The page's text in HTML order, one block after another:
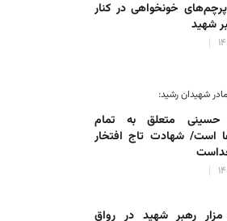
خونخواهی در کنار
شهید
شهیدان رشید:
متعلق به تمام
است/ شهادت تاج افتخار
رهبر شهید در رواق